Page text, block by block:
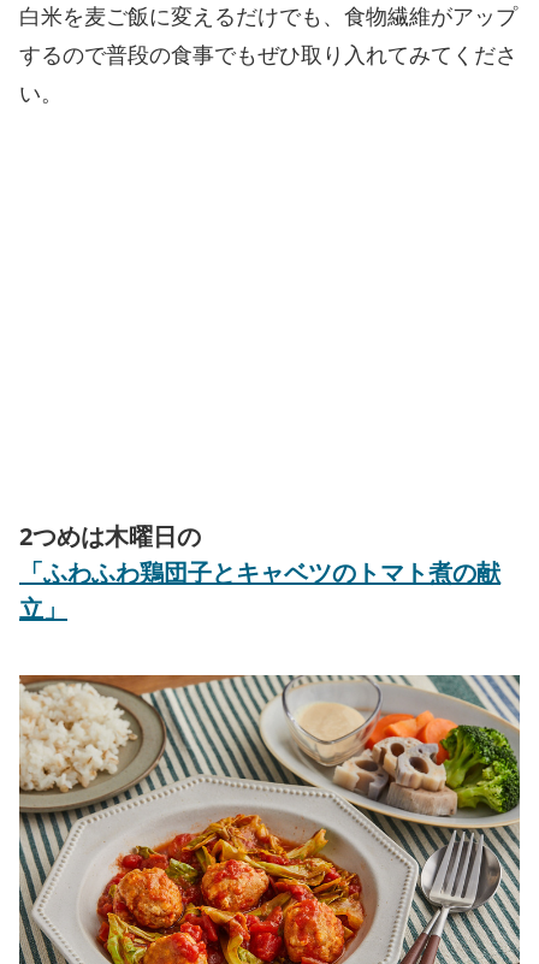
白米を麦ご飯に変えるだけでも、食物繊維がアップ
するので普段の食事でもぜひ取り入れてみてくださ
い。
2つめは木曜日の
「ふわふわ鶏団子とキャベツのトマト煮の献
立」